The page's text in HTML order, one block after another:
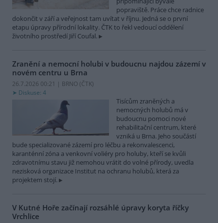
popraviště. Práce chce radnice
dokončit v září a veřejnost tam uvítat v říjnu. Jedná se o první
etapu úpravy přírodní lokality. ČTK to řekl vedoucí oddělení
životního prostředí Jiří Coufal.
Zranění a nemocní holubi v budoucnu najdou zázemí v
novém centru u Brna
26.7.2026 00:21 | BRNO (ČTK)
Diskuse: 4
Tisícům zraněných a
nemocných holubů má v
budoucnu pomoci nové
rehabilitační centrum, které
vzniká u Brna. Jeho součástí
bude specializované zázemí pro léčbu a rekonvalescenci,
karanténní zóna a venkovní voliéry pro holuby, kteří se kvůli
zdravotnímu stavu již nemohou vrátit do volné přírody, uvedla
nezisková organizace Institut na ochranu holubů, která za
projektem stojí.
V Kutné Hoře začínají rozsáhlé úpravy koryta říčky
Vrchlice